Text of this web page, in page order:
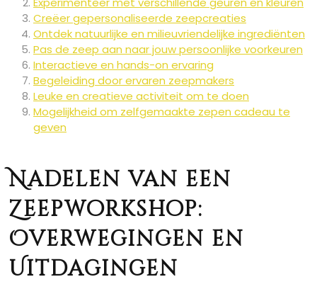
Creëer gepersonaliseerde zeepcreaties
Ontdek natuurlijke en milieuvriendelijke ingrediënten
Pas de zeep aan naar jouw persoonlijke voorkeuren
Interactieve en hands-on ervaring
Begeleiding door ervaren zeepmakers
Leuke en creatieve activiteit om te doen
Mogelijkheid om zelfgemaakte zepen cadeau te
geven
Nadelen van een
Zeepworkshop:
Overwegingen en
Uitdagingen